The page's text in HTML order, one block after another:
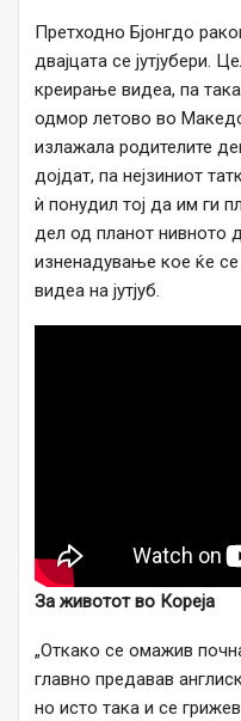
Претходно Бјонгдо
двајцата се јутјубери.
креирање видеа, па
одмор летово во
излажала родителите
дојдат, па нејзиниот
ѝ понудил тој да им ги
дел од планот нивното
изненадување кое ќе
видеа на јутјуб.
За животот во Кореја
„Откако се омажив
главно предавав
но исто така и се